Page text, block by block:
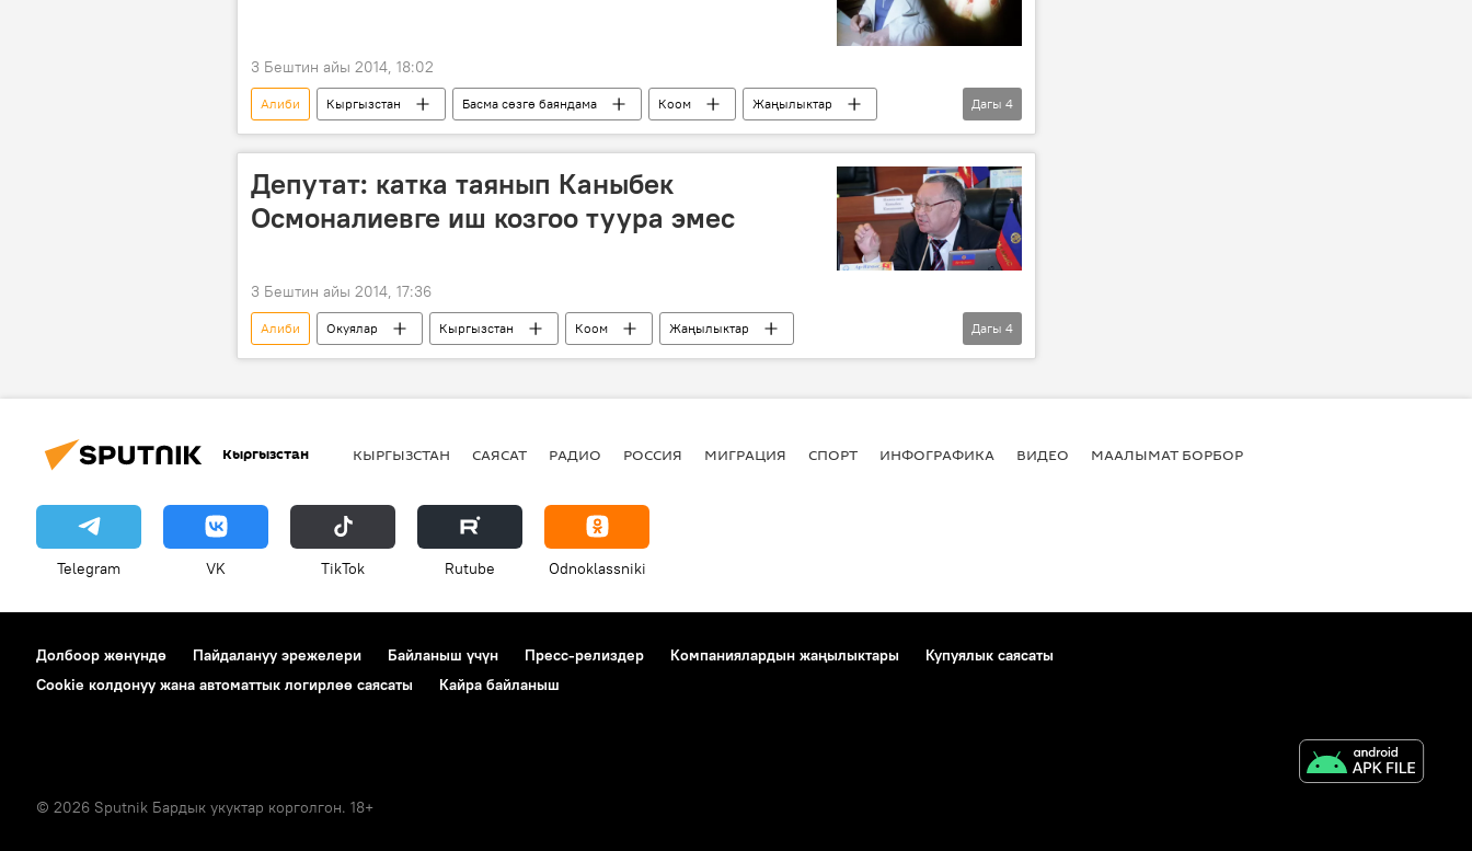
3 Бештин айы 2014, 18:02
Алиби Кыргызстан Басма сөзгө баяндама Коом
Жаңылыктар
Саясат
Абдыганы Эркебаев Улуттук илимдер академиясы Жогорку Кеңеш
Дагы 4
Депутат: катка таянып Каныбек
Осмоналиевге иш козгоо туура эмес
3 Бештин айы 2014, 17:36
Алиби Окуялар Кыргызстан Коом
Жаңылыктар
Курманбек Осмонов
Каныбек Осмоналиев
Башкы прокуратура
Дагы 4
Кыргызстан КЫРГЫЗСТАН САЯСАТ РАДИО РОССИЯ МИГРАЦИЯ СПОРТ ИНФОГРАФИКА ВИДЕО МААЛЫМАТ БОРБОР
Telegram VK ТikТоk Rutube Odnoklassniki
Долбоор жөнүндө Пайдалануу эрежелери Байланыш үчүн Пресс-релиздер Компаниялардын жаңылыктары
Купуялык саясаты
Cookie колдонуу жана автоматтык логирлөө саясаты
Кайра байланыш
© 2026 Sputnik Бардык укуктар корголгон. 18+